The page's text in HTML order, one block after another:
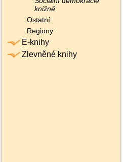
knižně
Ostatní
Regiony
E-knihy
Zlevněné knihy